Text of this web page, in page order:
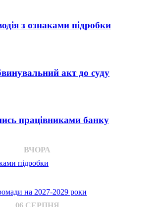
з ознаками підробки
акт до суду
працівниками банку
ВЧОРА
підробки
на 2027-2029 роки